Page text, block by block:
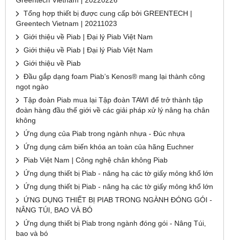
Tổng hợp thiết bị được cung cấp bởi GREENTECH |
Greentech Vietnam | 20211023
Giới thiệu về Piab | Đại lý Piab Việt Nam
Giới thiệu về Piab | Đại lý Piab Việt Nam
Giới thiệu về Piab
Đầu gắp dạng foam Piab’s Kenos® mang lại thành công
ngọt ngào
Tập đoàn Piab mua lại Tập đoàn TAWI để trở thành tập
đoàn hàng đầu thế giới về các giải pháp xử lý nâng hạ chân
không
Ứng dụng của Piab trong ngành nhựa - Đúc nhựa
Ứng dụng cảm biến khóa an toàn của hãng Euchner
Piab Việt Nam | Công nghệ chân không Piab
Ứng dụng thiết bị Piab - nâng hạ các tờ giấy mỏng khổ lớn
Ứng dụng thiết bị Piab - nâng hạ các tờ giấy mỏng khổ lớn
ỨNG DỤNG THIẾT BỊ PIAB TRONG NGÀNH ĐÓNG GÓI -
NÂNG TÚI, BAO VÀ BÓ
Ứng dụng thiết bị Piab trong ngành đóng gói - Nâng Túi,
bao và bó